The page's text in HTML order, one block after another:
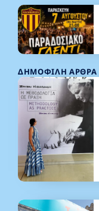
ΔΗΜΟΦΙΛΉ ΆΡΘΡΑ